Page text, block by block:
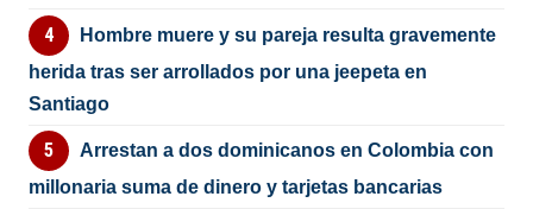
Hombre muere y su pareja resulta gravemente
herida tras ser arrollados por una jeepeta en
Santiago
Arrestan a dos dominicanos en Colombia con
millonaria suma de dinero y tarjetas bancarias